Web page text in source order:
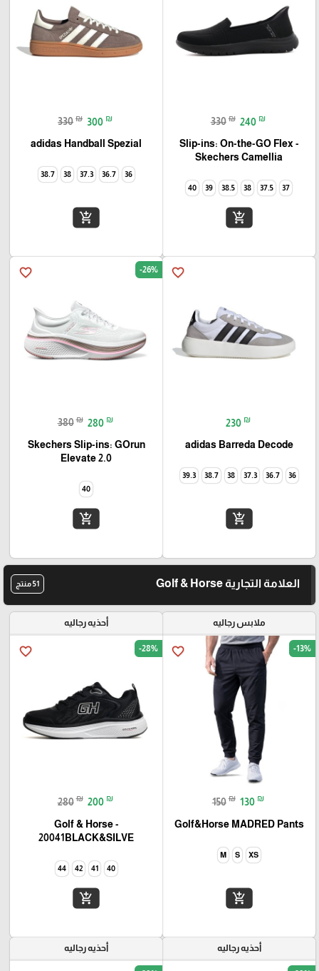
330 ₪ 240 ₪
Slip-ins: On-the-GO Flex -
Camellia‏ Skechers
37
37.5
38
38.5
39
40
add_shopping_cart
330 ₪ 300 ₪
adidas Handball Spezial
36
36.7
37.3
38
38.7
add_shopping_cart
favorite_border
230 ₪
adidas Barreda Decode
36
36.7
37.3
38
38.7
39.3
add_shopping_cart
favorite_border -26%
380 ₪ 280 ₪
Skechers Slip-ins: GOrun
Elevate 2.0
40
add_shopping_cart
العلامة التجارية Golf & Horse 51 منتج
ملابس رجاليه
favorite_border -13%
150 ₪ 130 ₪
Golf&Horse MADRED Pants
XS
S
M
add_shopping_cart
أحذيه رجاليه
favorite_border -28%
280 ₪ 200 ₪
Golf & Horse -
20041BLACK&SILVE
40
41
42
44
add_shopping_cart
أحذيه رجاليه أحذيه رجاليه